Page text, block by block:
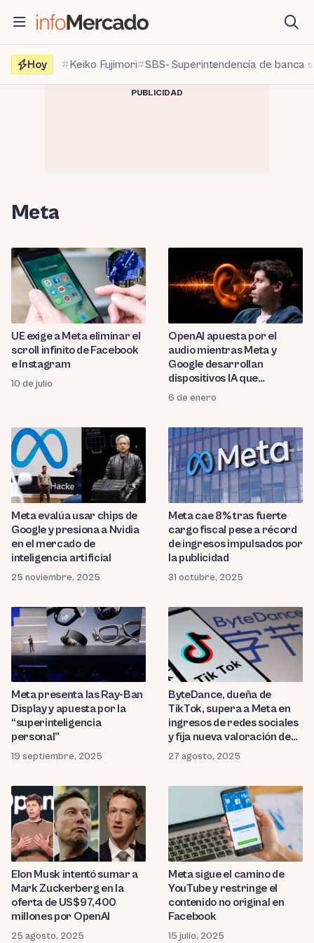
contenido
Hoy
Keiko Fujimori SBS- Superintendencia de banca
PUBLICIDAD
Meta
UE exige a Meta eliminar el
scroll infinito de Facebook
e Instagram
10 de julio
OpenAI apuesta por el
audio mientras Meta y
Google desarrollan
dispositivos IA que
reemplazarían a los
6 de enero
Meta evalúa usar chips de
Google y presiona a Nvidia
en el mercado de
inteligencia artificial
25 noviembre, 2025
Meta cae 8% tras fuerte
cargo fiscal pese a récord
de ingresos impulsados por
la publicidad
31 octubre, 2025
Meta presenta las Ray-Ban
Display y apuesta por la
“superinteligencia
personal”
19 septiembre, 2025
ByteDance, dueña de
TikTok, supera a Meta en
ingresos de redes sociales
y fija nueva valoración de
US$330 mil millones
27 agosto, 2025
Elon Musk intentó sumar a
Mark Zuckerberg en la
oferta de US$97,400
millones por OpenAI
25 agosto, 2025
Meta sigue el camino de
YouTube y restringe el
contenido no original en
Facebook
15 julio, 2025